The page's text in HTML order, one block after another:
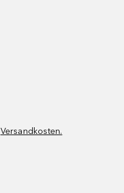
Versandkosten.